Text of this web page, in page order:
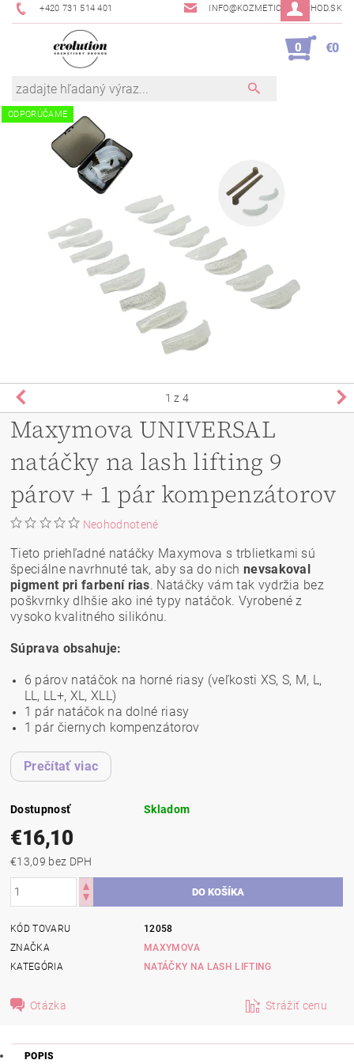
+420 731 514 401 INFO@KOZMETICKYOBCHOD.SK
0 €0
ODPORÚČAME
1 z 4
Maxymova UNIVERSAL
natáčky na lash lifting 9
párov + 1 pár kompenzátorov
Neohodnotené
Tieto priehľadné natáčky Maxymova s trblietkami sú
špeciálne navrhnuté tak, aby sa do nich nevsakoval
pigment pri farbení rias. Natáčky vám tak vydržia bez
poškvrnky dlhšie ako iné typy natáčok. Vyrobené z
vysoko kvalitného silikónu.
Súprava obsahuje:
6 párov natáčok na horné riasy (veľkosti XS, S, M, L,
LL, LL+, XL, XLL)
1 pár natáčok na dolné riasy
1 pár čiernych kompenzátorov
Prečítať viac
Dostupnosť Skladom
€16,10
€13,09 bez DPH
KÓD TOVARU
12058
ZNAČKA
MAXYMOVA
KATEGÓRIA
NATÁČKY NA LASH LIFTING
Otázka Strážiť cenu
POPIS